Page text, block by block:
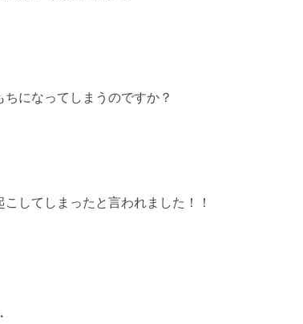
になってしまうのですか？
してしまったと言われました！！